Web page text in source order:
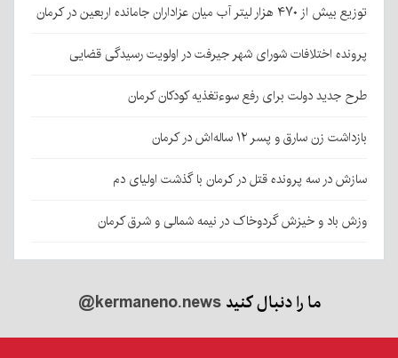
توزیع بیش از ۴۷۰ هزار لیتر آب میان عزاداران جامانده اربعین در کرمان
پرونده اختلافات شورای شهر جیرفت در اولویت رسیدگی قضایی
طرح جدید دولت برای رفع سوءتغذیه کودکان کرمان
بازداشت زن سارق و پسر ۱۲ ساله‌اش در کرمان
سازش در سه پرونده قتل در کرمان با گذشت اولیای دم
وزش باد و خیزش گردوخاک در نیمه شمالی و شرق کرمان
ما را دنبال کنید@kermaneno.news